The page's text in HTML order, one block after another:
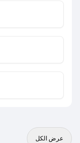
عرض الكل